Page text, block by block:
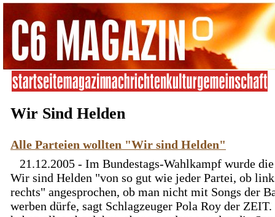
Wir Sind Helden
Alle Parteien wollten "Wir sind Helden"
21.12.2005 - Im Bundestags-Wahlkampf wurde
Wir sind Helden "von so gut wie jeder Partei, ob
rechts" angesprochen, ob man nicht mit Songs der
werben dürfe, sagt Schlagzeuger Pola Roy der